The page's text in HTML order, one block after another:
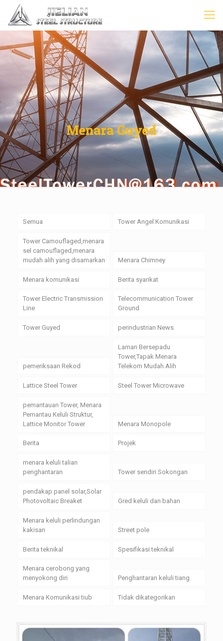
Menara Guyed
Semua Tower Angel Komunikasi
Tower Camouflaged,menara
sel camouflaged,menara
mudah alih yang disamarkan
Menara Chimney
Menara komunikasi Berita syarikat
Tower Electric Transmission
Line
Telecommunication Tower
Ground
Tower Guyed perindustrian News
pemeriksaan Rekod
Laman Bersepadu
Tower,Tapak Menara
Telekom Mudah Alih
Lattice Steel Tower Steel Tower Microwave
pemantauan Tower, Menara
Pemantau Keluli Struktur,
Lattice Monitor Tower
Menara Monopole
Berita Projek
menara keluli talian
penghantaran
Tower sendiri Sokongan
pendakap panel solar,Solar
Photovoltaic Breaket
Gred keluli dan bahan
Menara keluli perlindungan
kakisan
Street pole
Berita teknikal Spesifikasi teknikal
Menara cerobong yang
menyokong diri
Penghantaran keluli tiang
Menara Komunikasi tiub Tidak dikategorikan